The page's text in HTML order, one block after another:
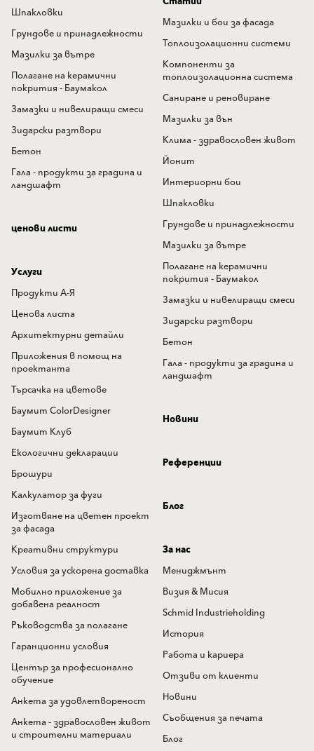
Шпакловки
Грундове и принадлежности
Мазилки за вътре
Полагане на керамични
покрития - Баумакол
Замазки и нивелиращи смеси
Зидарски разтвори
Бетон
Гала - продукти за градина и
ландшафт
Мазилки и бои за фасада
Топлоизолационни системи
Компоненти за
топлоизолационна система
Саниране и реновиране
Мазилки за вън
Клима - здравословен живот
Йонит
Интериорни бои
Шпакловки
Грундове и принадлежности
Мазилки за вътре
Полагане на керамични
покрития - Баумакол
Замазки и нивелиращи смеси
Зидарски разтвори
Бетон
Гала - продукти за градина и
ландшафт
ценови листи
Услуги
Продукти А-Я
Ценова листа
Архитектурни детайли
Приложения в помощ на
проектанта
Търсачка на цветове
Баумит ColorDesigner
Баумит Клуб
Екологични декларации
Брошури
Калкулатор за фуги
Изготвяне на цветен проект
за фасада
Креативни структури
Условия за ускорена доставка
Мобилно приложение за
добавена реалност
Ръководства за полагане
Гаранционни условия
Център за професионално
обучение
Анкета за удовлетвореност
Анкета - здравословен живот
и строителни материали
Новини
Референции
Блог
За нас
Мениджмънт
Визия & Мисия
Schmid Industrieholding
История
Работа и кариера
Отзиви от клиенти
Новини
Съобщения за печата
Блог